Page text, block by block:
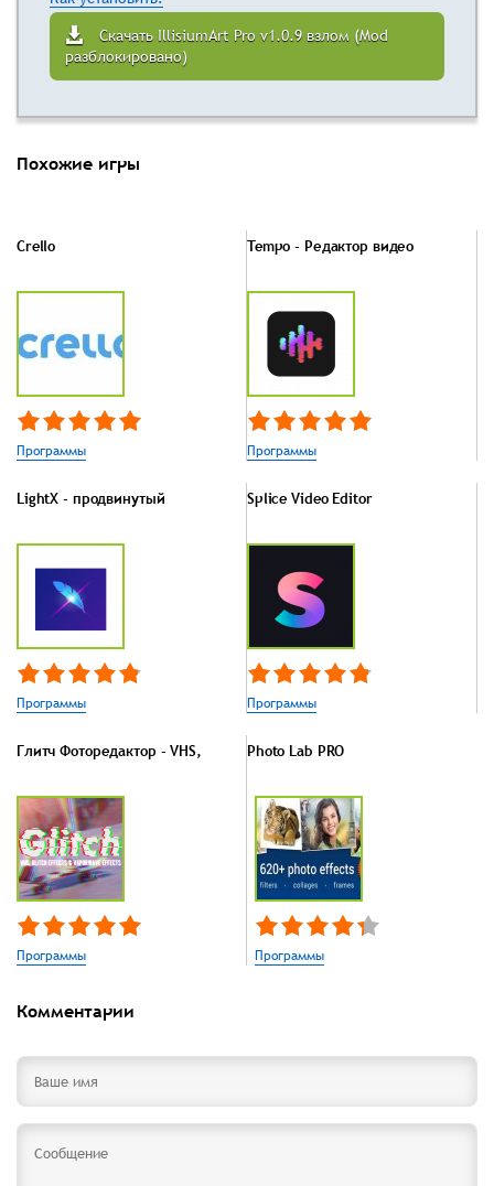
Скачать IllisiumArt Pro v1.0.9 взлом (Mod
разблокировано)
Похожие игры
Crello
Программы
Tempo - Редактор видео
Программы
LightX - продвинутый
Программы
Splice Video Editor
Программы
Глитч Фоторедактор - VHS,
Программы
Photo Lab PRO
Программы
Комментарии